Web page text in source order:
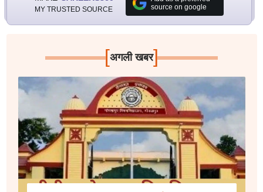
MY TRUSTED SOURCE
source on google
[अगली खबर]